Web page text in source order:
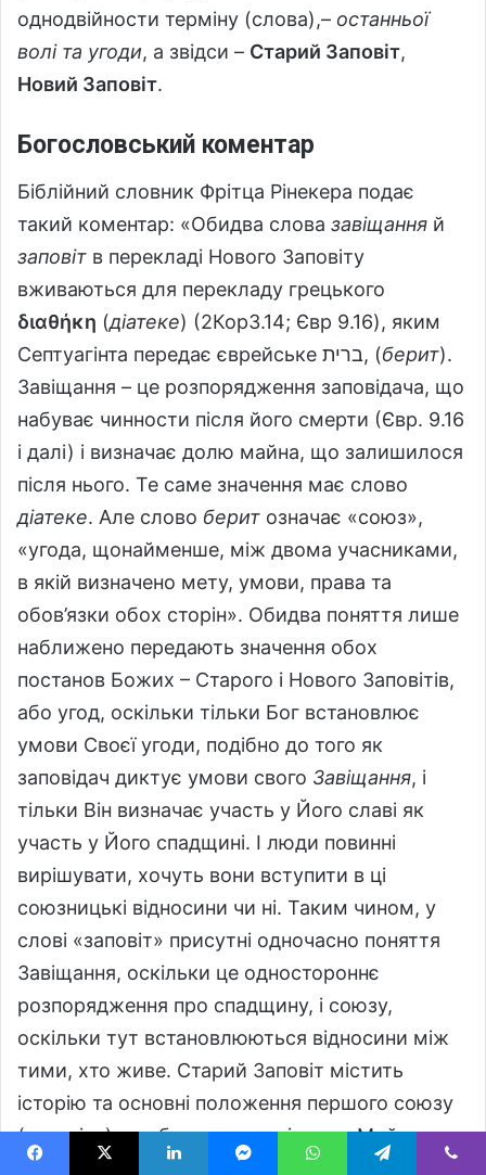
однодвійности терміну (слова),– останньої
волі та угоди, а звідси – Старий Заповіт,
Новий Заповіт.
Богословський коментар
Біблійний словник Фрітца Рінекера подає
такий коментар: «Обидва слова завіщання й
заповіт в перекладі Нового Заповіту
вживаються для перекладу грецького
διαθήκη (діатеке) (2Кор3.14; Євр 9.16), яким
Септуагінта передає єврейське ברית‎, (берит).
Завіщання – це розпорядження заповідача, що
набуває чинности після його смерти (Євр. 9.16
і далі) і визначає долю майна, що залишилося
після нього. Те саме значення має слово
діатеке. Але слово берит означає «союз»,
«угода, щонайменше, між двома учасниками,
в якій визначено мету, умови, права та
обов’язки обох сторін». Обидва поняття лише
наближено передають значення обох
постанов Божих – Старого і Нового Заповітів,
або угод, оскільки тільки Бог встановлює
умови Своєї угоди, подібно до того як
заповідач диктує умови свого Завіщання, і
тільки Він визначає участь у Його славі як
участь у Його спадщині. І люди повинні
вирішувати, хочуть вони вступити в ці
союзницькі відносини чи ні. Таким чином, у
слові «заповіт» присутні одночасно поняття
Завіщання, оскільки це одностороннє
розпорядження про спадщину, і союзу,
оскільки тут встановлюються відносини між
тими, хто живе. Старий Заповіт містить
історію та основні положення першого союзу
(заповіту), що були передані через Мойсея, а
Новий Заповіт – основи нового союзу